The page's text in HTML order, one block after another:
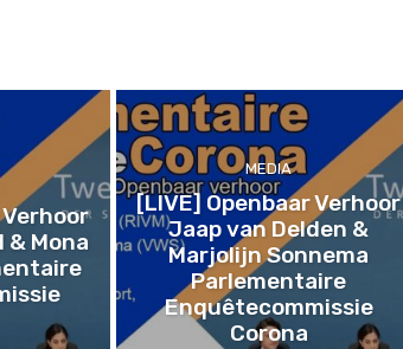
& Mona
MEDIA
[LIVE] Openbaar Verhoor
Jaap van Delden &
Marjolijn Sonnema
Parlementaire
Enquêtecommissie
Corona